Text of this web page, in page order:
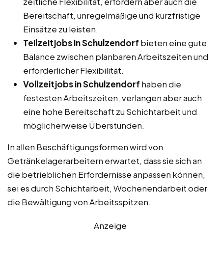
Bereitschaft, unregelmäßige und kurzfristige
Einsätze zu leisten.
Teilzeitjobs in Schulzendorf bieten eine gute
Balance zwischen planbaren Arbeitszeiten und
erforderlicher Flexibilität.
Vollzeitjobs in Schulzendorf haben die
festesten Arbeitszeiten, verlangen aber auch
eine hohe Bereitschaft zu Schichtarbeit und
möglicherweise Überstunden.
In allen Beschäftigungsformen wird von
Getränkelagerarbeitern erwartet, dass sie sich an
die betrieblichen Erfordernisse anpassen können,
sei es durch Schichtarbeit, Wochenendarbeit oder
die Bewältigung von Arbeitsspitzen.
Anzeige